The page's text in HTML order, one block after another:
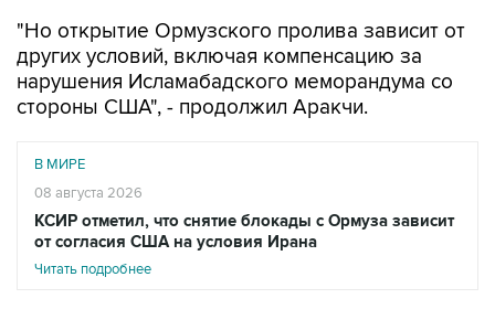
"Но открытие Ормузского пролива зависит от
других условий, включая компенсацию за
нарушения Исламабадского меморандума со
стороны США", - продолжил Аракчи.
В МИРЕ
08 августа 2026
КСИР отметил, что снятие блокады с Ормуза зависит
от согласия США на условия Ирана
Читать подробнее